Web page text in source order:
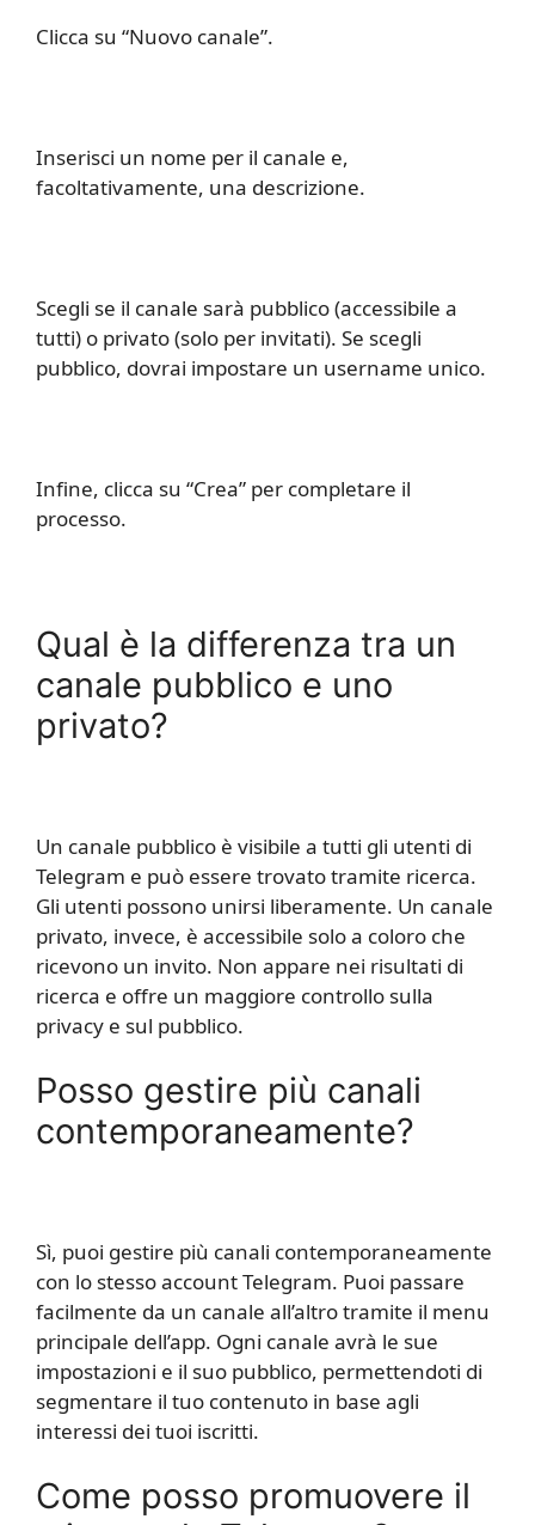
Clicca su “Nuovo canale”.
Inserisci un nome per il canale e,
facoltativamente, una descrizione.
Scegli se il canale sarà pubblico (accessibile a
tutti) o privato (solo per invitati). Se scegli
pubblico, dovrai impostare un username unico.
Infine, clicca su “Crea” per completare il
processo.
Qual è la differenza tra un
canale pubblico e uno
privato?
Un canale pubblico è visibile a tutti gli utenti di
Telegram e può essere trovato tramite ricerca.
Gli utenti possono unirsi liberamente. Un canale
privato, invece, è accessibile solo a coloro che
ricevono un invito. Non appare nei risultati di
ricerca e offre un maggiore controllo sulla
privacy e sul pubblico.
Posso gestire più canali
contemporaneamente?
Sì, puoi gestire più canali contemporaneamente
con lo stesso account Telegram. Puoi passare
facilmente da un canale all’altro tramite il menu
principale dell’app. Ogni canale avrà le sue
impostazioni e il suo pubblico, permettendoti di
segmentare il tuo contenuto in base agli
interessi dei tuoi iscritti.
Come posso promuovere il